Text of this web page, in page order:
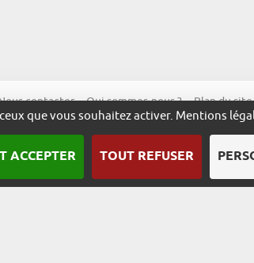
contacter Qui sommes-nous ? Plan du site
que vous souhaitez activer. Mentions
ACCEPTER TOUT REFUSER